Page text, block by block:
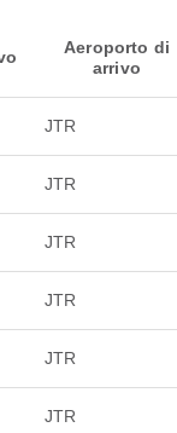
Aeroporto di
arrivo
JTR
JTR
JTR
JTR
JTR
JTR